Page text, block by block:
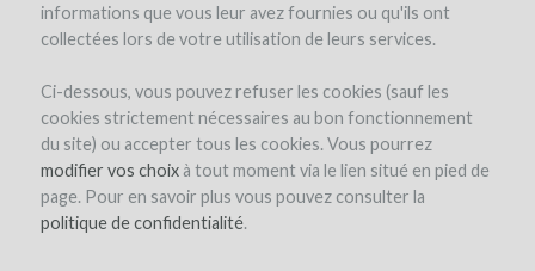
informations que vous leur avez fournies ou qu'ils ont
collectées lors de votre utilisation de leurs services.
Ci-dessous, vous pouvez refuser les cookies (sauf les
cookies strictement nécessaires au bon fonctionnement
du site) ou accepter tous les cookies. Vous pourrez
modifier vos choixà tout moment via le lien situé en pied de
page. Pour en savoir plus vous pouvez consulter la
politique de confidentialité.
Domaine Sarrat de Goundy
COMPRA DE ÁNFORAS PARA UNA
NUEVA CUVÉE DE VINO BLANCO
por Domaine Sarrat de Goundy (Armissan)